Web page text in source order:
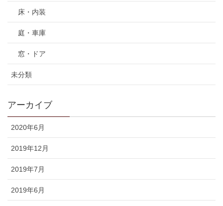
床・内装
庭・車庫
窓・ドア
未分類
アーカイブ
2020年6月
2019年12月
2019年7月
2019年6月